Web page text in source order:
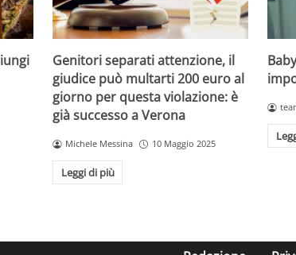
Genitori separati attenzione, il
giudice può multarti 200 euro al
giorno per questa violazione: è
già successo a Verona
Michele Messina 10 Maggio 2025
Leggi di più